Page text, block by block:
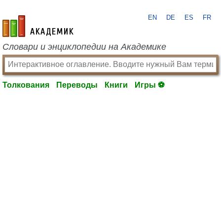
academic.ru
EN DE ES FR
Словари и энциклопедии на Академике
Толкования Переводы Книги Игры ⚽